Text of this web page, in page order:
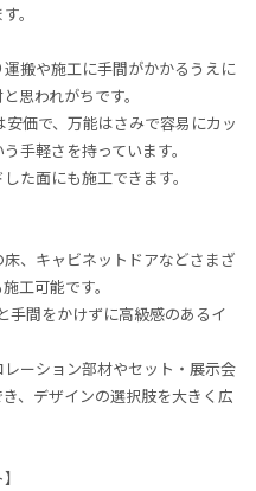
。
搬や施工に手間がかかるうえに
思われがちです。
価で、万能はさみで容易にカッ
手軽さを持っています。
た面にも施工できます。
、キャビネットドアなどさまざ
工可能です。
手間をかけずに高級感のあるイ
ーション部材やセット・展示会
、デザインの選択肢を大きく広